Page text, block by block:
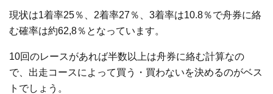
現状は1着率25％、2着率27％、3着率は10.8％で舟券に絡
む確率は約62,8％となっています。
10回のレースがあれば半数以上は舟券に絡む計算なの
で、出走コースによって買う・買わないを決めるのがベス
トでしょう。